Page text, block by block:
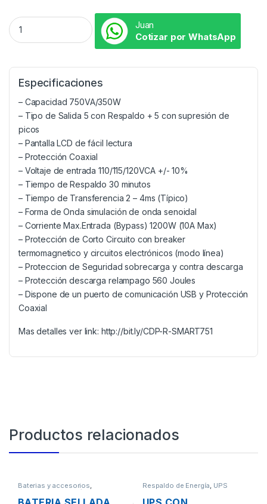
Juan
Cotizar por WhatsApp
Especificaciones
– Capacidad 750VA/350W
– Tipo de Salida 5 con Respaldo + 5 con supresión de
picos
– Pantalla LCD de fácil lectura
– Protección Coaxial
– Voltaje de entrada 110/115/120VCA +/- 10%
– Tiempo de Respaldo 30 minutos
– Tiempo de Transferencia 2 – 4ms (Típico)
– Forma de Onda simulación de onda senoidal
– Corriente Max.Entrada (Bypass) 1200W (10A Max)
– Protección de Corto Circuito con breaker
termomagnetico y circuitos electrónicos (modo línea)
– Proteccion de Seguridad sobrecarga y contra descarga
– Protección descarga relampago 560 Joules
– Dispone de un puerto de comunicación USB y Protección
Coaxial
Mas detalles ver link: http://bit.ly/CDP-R-SMART751
Productos relacionados
Baterias y accesorios,
Respaldo de Energía
Respaldo de Energía, UPS